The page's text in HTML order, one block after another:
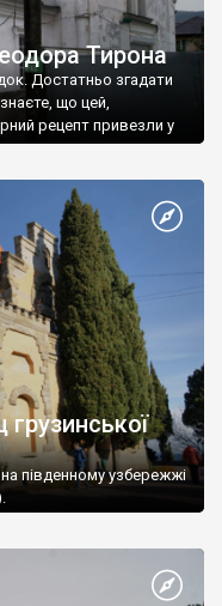
Тирона
Достатньо згадати
що цей,
рецепт привезли у
південному узбережжі